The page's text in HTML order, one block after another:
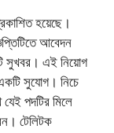
হয়েছে।
আবেদন
সুখবর। এই নিয়োগ
সুযোগ। নিচে
পদটির মিলে
টেলিটক